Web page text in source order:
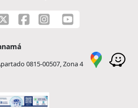
0815-00507, Zona 4